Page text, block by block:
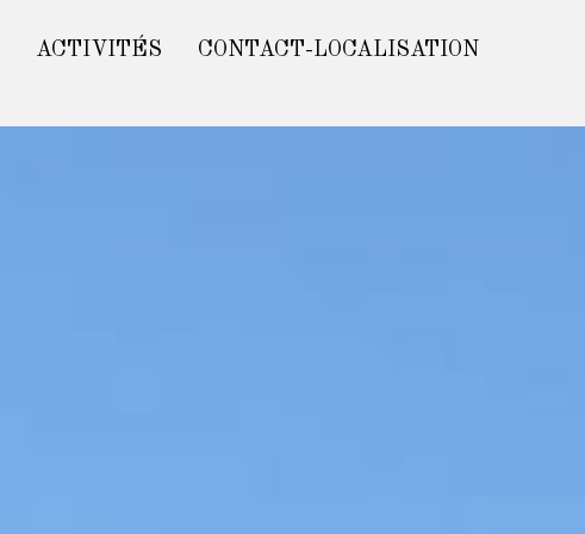
ACTIVITÉS CONTACT-LOCALISATION